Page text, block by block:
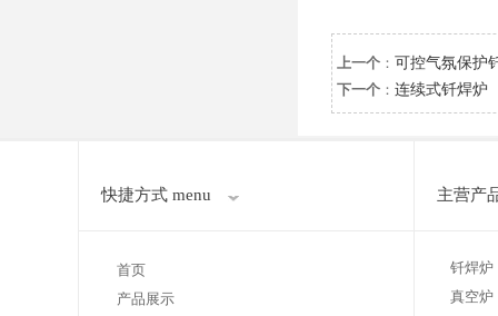
上一个： 可控气氛保护
下一个： 连续式钎焊炉
快捷方式 menu 主营产
首页
产品展示
钎焊炉
真空炉